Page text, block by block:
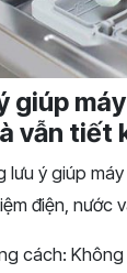
giúp
vẫn tiết
lưu ý giúp
điện, nước
cách: